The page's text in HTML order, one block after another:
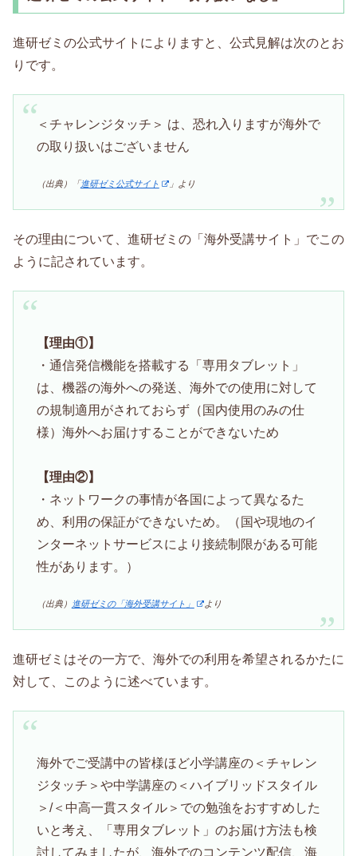
進研ゼミの公式サイトによりますと、公式見解は次のとお
りです。
＜チャレンジタッチ＞ は、恐れ入りますが海外で
の取り扱いはございません
（出典）「進研ゼミ公式サイト 」より
その理由について、進研ゼミの「海外受講サイト」でこの
ように記されています。
【理由①】
・通信発信機能を搭載する「専用タブレット」
は、機器の海外への発送、海外での使用に対して
の規制適用がされておらず（国内使用のみの仕
様）海外へお届けすることができないため
【理由②】
・ネットワークの事情が各国によって異なるた
め、利用の保証ができないため。（国や現地のイ
ンターネットサービスにより接続制限がある可能
性があります。）
（出典） 進研ゼミの「海外受講サイト」 より
進研ゼミはその一方で、海外での利用を希望されるかたに
対して、このように述べています。
海外でご受講中の皆様ほど小学講座の＜チャレン
ジタッチ＞や中学講座の＜ハイブリッドスタイル
＞/＜中高一貫スタイル＞での勉強をおすすめした
いと考え、「専用タブレット」のお届け方法も検
討してみましたが、海外でのコンテンツ配信、海